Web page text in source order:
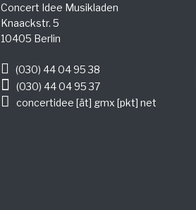
Concert Idee Musikladen
Knaackstr. 5
10405 Berlin
(030) 44 04 95 38
(030) 44 04 95 37
concertidee [ät] gmx [pkt] net